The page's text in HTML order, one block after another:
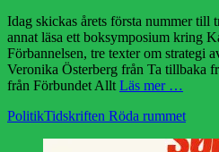
Idag skickas årets första nummer till
annat läsa ett boksymposium kring
Förbannelsen, tre texter om strategi
Veronika Österberg från Ta tillbaka
från Förbundet Allt Läs mer …
Kategorier
PolitikEtiketter
Tidskriften Röda rummet